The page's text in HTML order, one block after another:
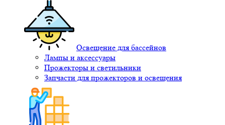
Освещение для бассейнов
Лампы и аксессуары
Прожекторы и светильники
Запчасти для прожекторов и освещения